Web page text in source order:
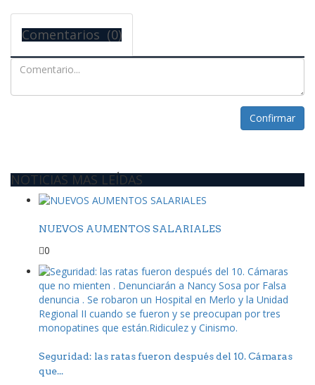
Comentarios (0)
Confirmar
NOTICIAS MAS LEÍDAS
NUEVOS AUMENTOS SALARIALES
0
Seguridad: las ratas fueron después del 10. Cámaras
que...